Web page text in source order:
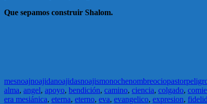
Que sepamos construir Shalom.
mesnoajnoajidanoajidasnoajismonochenombreociopastor
alma, angel, apoyo, bendición, camino, ciencia, colgado,
era mesiánica, eterna, eterno, eva, evangelico, expresion,